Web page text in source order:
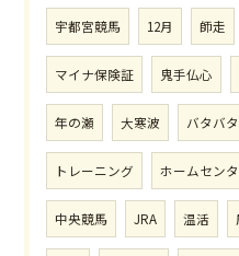
宇都宮競馬 12月 師走
マイナ保険証 鬼手仏心
年の瀬 大寒波 バタバタ
トレーニング ホームセン
中央競馬 JRA 温活